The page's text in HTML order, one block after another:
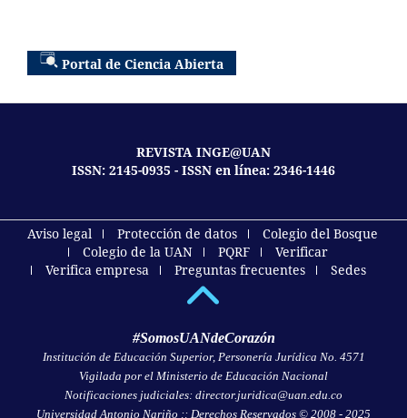
Portal de Ciencia Abierta
REVISTA INGE@UAN
ISSN: 2145-0935 - ISSN en línea: 2346-1446
Aviso legal Protección de datos
Colegio del Bosque
Colegio de la UAN
PQRF
Verificar
Verifica empresa
Preguntas frecuentes Sedes
#SomosUANdeCorazón
Institución de Educación Superior, Personería Jurídica No. 4571
Vigilada por el Ministerio de Educación Nacional
Notificaciones judiciales: director.juridica@uan.edu.co
Universidad Antonio Nariño :: Derechos Reservados © 2008 - 2025